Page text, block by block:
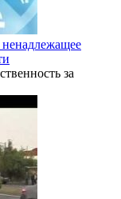
ненадлежащее
за